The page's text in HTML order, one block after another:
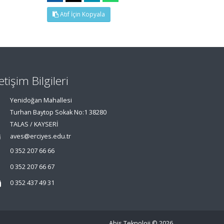
Atıf İçin Kopyala
Bilgileri
Yenidoğan Mahallesi
Turhan Baytop Sokak No:1 38280
TALAS / KAYSERİ
aves@erciyes.edu.tr
0 352 207 66 66
0 352 207 66 67
0 352 437 49 31